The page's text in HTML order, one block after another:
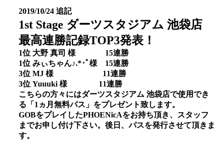
2019/10/24 追記
1st Stage ダーツスタジアム 池袋店
最高連勝記録TOP3発表！
1位 大野 真司 様 15連勝
1位 みぃちゃん♪.*･ﾟ様 15連勝
3位 MJ 様 11連勝
3位 Yuuuki 様 11連勝
こちらの方々にはダーツスタジアム 池袋店で使用でき
る「1ヵ月無料パス」をプレゼント致します。
GOBをプレイしたPHOENicAをお持ち頂き、スタッフ
までお申し付け下さい。後日、パスを発行させて頂きま
す。